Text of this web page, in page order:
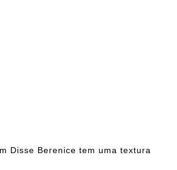
Disse Berenice tem uma textura